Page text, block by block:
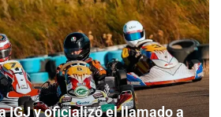
IGJ y oficializó el llamado a